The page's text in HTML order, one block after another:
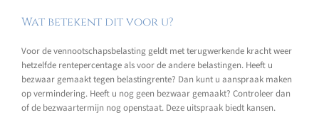
Wat betekent dit voor u?
Voor de vennootschapsbelasting geldt met terugwerkende kracht weer
hetzelfde rentepercentage als voor de andere belastingen. Heeft u
bezwaar gemaakt tegen belastingrente? Dan kunt u aanspraak maken
op vermindering. Heeft u nog geen bezwaar gemaakt? Controleer dan
of de bezwaartermijn nog openstaat. Deze uitspraak biedt kansen.